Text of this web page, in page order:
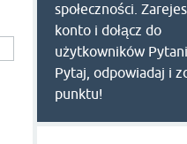
społeczności.
konto i dołącz do
użytkowników
Pytaj, odpowiadaj i
punktu!